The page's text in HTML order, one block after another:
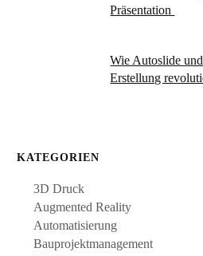
Präsentation
Wie Autoslide
Erstellung
KATEGORIEN
3D Druck
Augmented Reality
Automatisierung
Bauprojektmanagement